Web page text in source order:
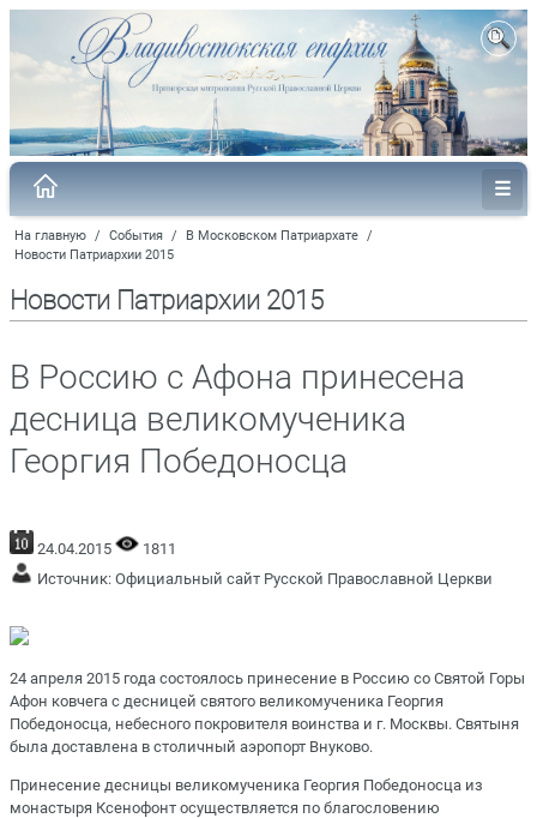
На главную / События / В Московском Патриархате /
Новости Патриархии 2015
Новости Патриархии 2015
В Россию с Афона принесена
десница великомученика
Георгия Победоносца
24.04.2015
1811
Источник: Официальный сайт Русской Православной Церкви
24 апреля 2015 года состоялось принесение в Россию со Святой Горы
Афон ковчега с десницей святого великомученика Георгия
Победоносца, небесного покровителя воинства и г. Москвы. Святыня
была доставлена в столичный аэропорт Внуково.
Принесение десницы великомученика Георгия Победоносца из
монастыря Ксенофонт осуществляется по благословению